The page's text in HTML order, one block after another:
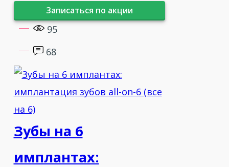
доктор медицинских наук по
имплантологии и ортопедической
Казахский национальный
медицинский университет, кафедра
Записаться по акции
95
68
Зубы на 6
имплантах: